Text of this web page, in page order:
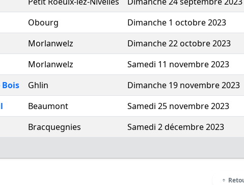
Obourg Dimanche 1 octobre 2023
Morlanwelz Dimanche 22 octobre 2023
Morlanwelz Samedi 11 novembre 2023
Bois Ghlin Dimanche 19 novembre 2023
Beaumont Samedi 25 novembre 2023
Bracquegnies Samedi 2 décembre 2023